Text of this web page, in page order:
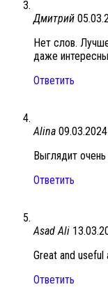
Дмитрий
Нет слов.
даже
Ответить
Alina
Выглядит очень
Ответить
Asad Ali
Great and useful
Ответить